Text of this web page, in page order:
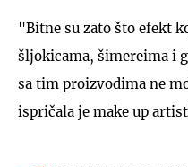
"Bitne su zato što efekt
šljokicama, šimereima i
sa tim proizvodima ne
ispričala je make up